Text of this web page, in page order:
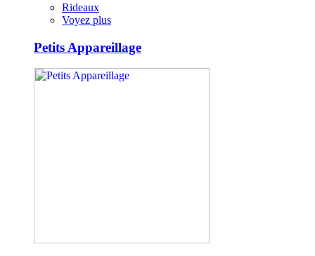
Rideaux
Voyez plus
Petits Appareillage